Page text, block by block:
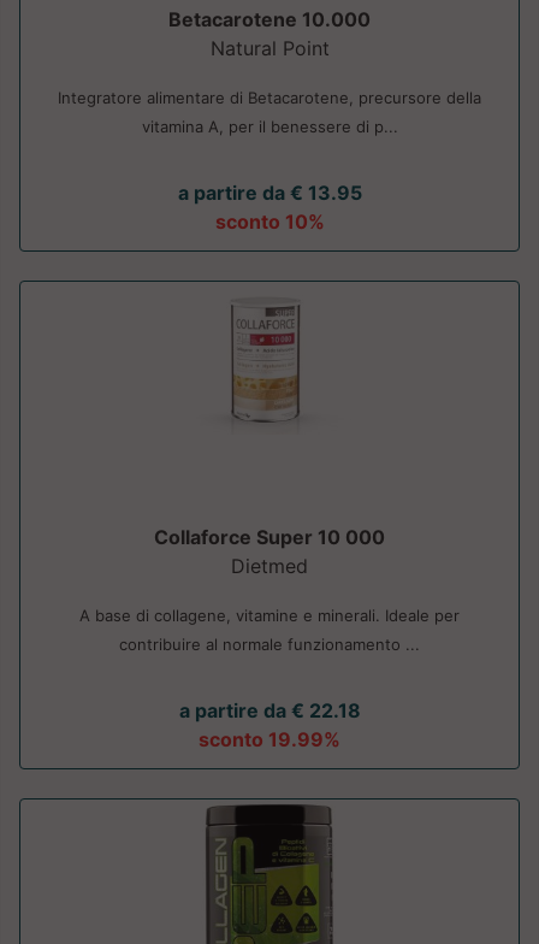
Betacarotene 10.000
Natural Point
Integratore alimentare di Betacarotene, precursore della
vitamina A, per il benessere di p...
a partire da € 13.95
sconto 10%
Collaforce Super 10 000
Dietmed
A base di collagene, vitamine e minerali. Ideale per
contribuire al normale funzionamento ...
a partire da € 22.18
sconto 19.99%